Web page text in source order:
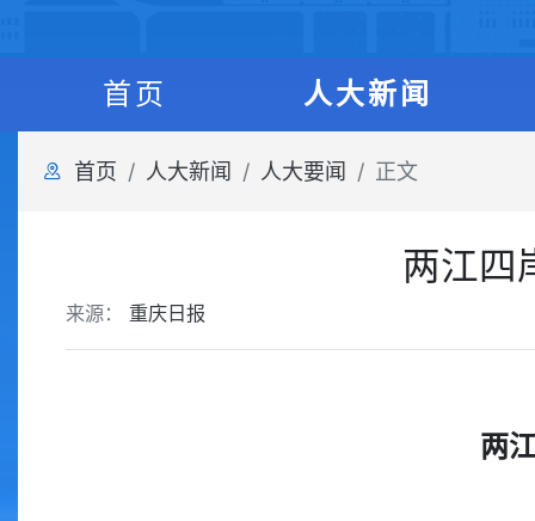
首页 人大新闻
首页 人大新闻 人大要闻 正文
两江四
来源： 重庆日报
两